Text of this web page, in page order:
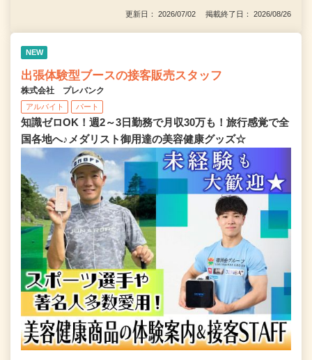
更新日： 2026/07/02 掲載終了日： 2026/08/26
NEW
出張体験型ブースの接客販売スタッフ
株式会社 プレバンク
アルバイト パート
知識ゼロOK！週2～3日勤務で月収30万も！旅行感覚で全
国各地へ♪メダリスト御用達の美容健康グッズ☆